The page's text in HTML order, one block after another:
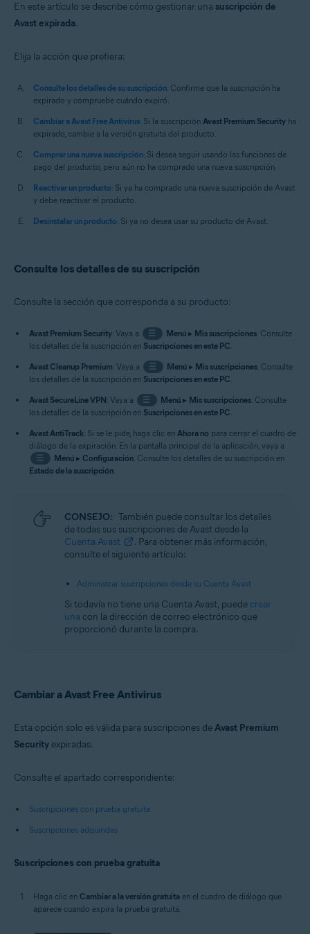
Microsoft Windows 7 Home Basic/Home
Premium/Professional/Enterprise/Ultimate - Service Pack 1, 32 o 64 bits
Apple macOS 11.x (Big Sur)
Apple macOS 10.13.x (High Sierra)
Apple macOS 10.12.x (Sierra)
Apple Mac OS X 10.11.x (El Capitan)
Apple Mac OS X 10.10.x (Yosemite)
En este artículo se describe cómo gestionar una suscripción de
Avast expirada.
Elija la acción que prefiera:
Consulte los detalles de su suscripción: Confirme que la suscripción ha
expirado y compruebe cuándo expiró.
Cambiar a Avast Free Antivirus: Si la suscripción Avast Premium Security ha
expirado, cambie a la versión gratuita del producto.
Comprar una nueva suscripción: Si desea seguir usando las funciones de
pago del producto, pero aún no ha comprado una nueva suscripción.
Reactivar un producto: Si ya ha comprado una nueva suscripción de Avast
y debe reactivar el producto.
Desinstalar un producto: Si ya no desea usar su producto de Avast.
Consulte los detalles de su suscripción
Consulte la sección que corresponda a su producto:
Avast Premium Security: Vaya a ☰ Menú▸ Mis suscripciones. Consulte
los detalles de la suscripción en Suscripciones en este PC.
Avast Cleanup Premium: Vaya a ☰ Menú▸ Mis suscripciones. Consulte
los detalles de la suscripción en Suscripciones en este PC.
Avast SecureLine VPN: Vaya a ☰ Menú▸ Mis suscripciones. Consulte
los detalles de la suscripción en Suscripciones en este PC.
Avast AntiTrack: Si se le pide, haga clic en Ahora no para cerrar el cuadro de
diálogo de la expiración. En la pantalla principal de la aplicación, vaya a
☰
Menú▸ Configuración. Consulte los detalles de su suscripción en
Estado de la suscripción.
CONSEJO: También puede consultar los detalles
de todas sus suscripciones de Avast desde la
Cuenta Avast
. Para obtener más información,
consulte el siguiente artículo:
Administrar suscripciones desde su Cuenta Avast
Si todavía no tiene una Cuenta Avast, puede crear
una con la dirección de correo electrónico que
proporcionó durante la compra.
Cambiar a Avast Free Antivirus
Esta opción solo es válida para suscripciones deAvast Premium
Security expiradas.
Consulte el apartado correspondiente:
Suscripciones con prueba gratuita
Suscripciones adquiridas
Suscripciones con prueba gratuita
Haga clic en Cambiar a la versión gratuita en el cuadro de diálogo que
aparece cuando expira la prueba gratuita.